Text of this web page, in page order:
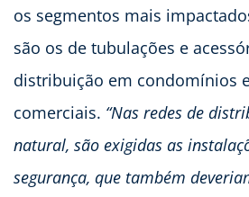
os segmentos mais
são os de tubulações e
distribuição em condomínios
comerciais. “Nas redes de
natural, são exigidas as
segurança, que também